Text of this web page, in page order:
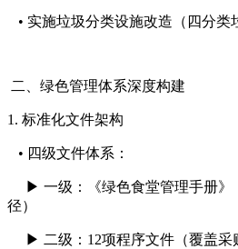
• 实施垃圾分类设施改造（四分类
二、绿色管理体系深度构建
1. 标准化文件架构
• 四级文件体系：
▶ 一级：《绿色食堂管理手册》
径）
▶ 二级：12项程序文件（覆盖